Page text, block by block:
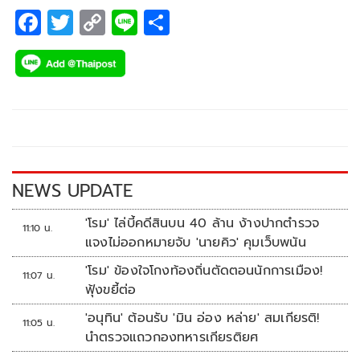
F
ac
e
k
T
wi
tt
C
o
p
k
Li
NEWS UPDATE
11:10 น.
'โรม' ไล่บี้คดีสินบน 40 ล้าน ง้างปากตำรวจ
แจงไม่ออกหมายจับ 'นายคิว' คุมเว็บพนัน
11:07 น.
'โรม' ข้องใจโกงท้องถิ่นตัดตอนนักการเมือง!
ฟุ้งขยี้ต่อ
11:05 น.
'อนุทิน' ต้อนรับ 'มิน อ่อง หล่าย' สมเกียรติ!
นำตรวจแถวกองทหารเกียรติยศ